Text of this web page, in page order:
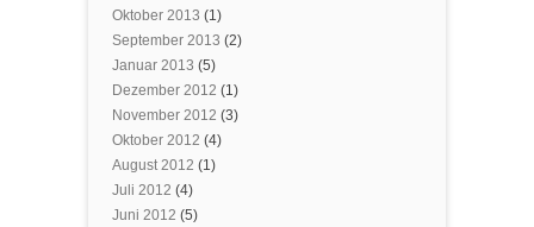
Oktober 2013 (1)
September 2013 (2)
Januar 2013 (5)
Dezember 2012 (1)
November 2012 (3)
Oktober 2012 (4)
August 2012 (1)
Juli 2012 (4)
Juni 2012 (5)